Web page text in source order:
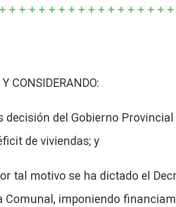
CONSIDERANDO:
decisión del Gobierno
de viviendas; y
tal motivo se ha dictado el
Comunal, imponiendo